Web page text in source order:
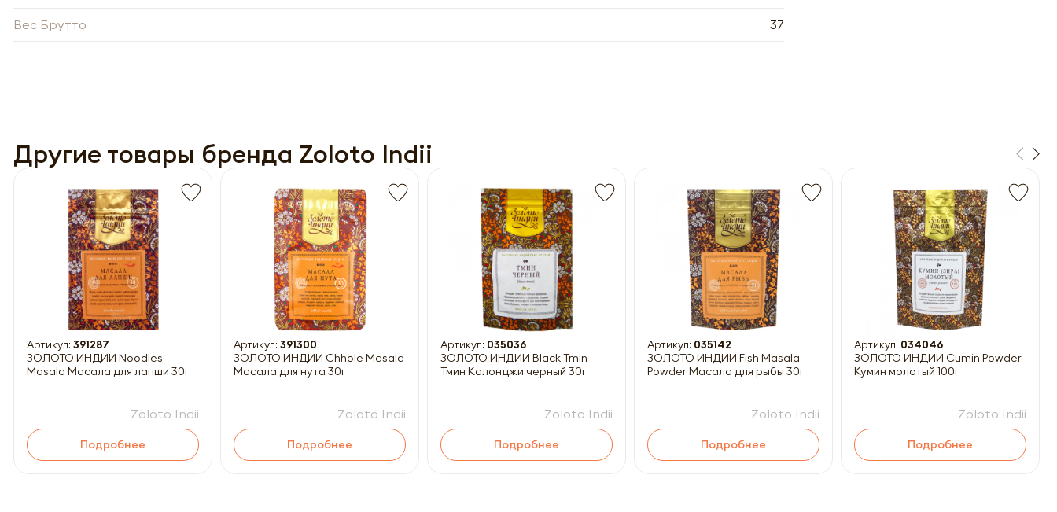
Вес Брутто 37
Другие товары бренда Zoloto Indii
Артикул: 391287
ЗОЛОТО ИНДИИ Noodles
Masala Масала для лапши 30г
Zoloto Indii
Подробнее
Артикул: 391300
ЗОЛОТО ИНДИИ Chhole Masala
Масала для нута 30г
Zoloto Indii
Подробнее
Артикул: 035036
ЗОЛОТО ИНДИИ Black Tmin
Тмин Калонджи черный 30г
Zoloto Indii
Подробнее
Артикул: 035142
ЗОЛОТО ИНДИИ Fish Masala
Powder Масала для рыбы 30г
Zoloto Indii
Подробнее
Артикул: 034046
ЗОЛОТО ИНДИИ Cumin Powder
Кумин молотый 100г
Zoloto Indii
Подробнее
Обязательны к заполнению